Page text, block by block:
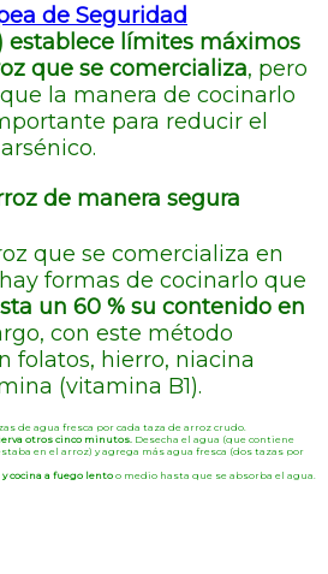
de Seguridad
establece límites máximos
que se comercializa, pero
la manera de cocinarlo
para reducir el
de manera segura
que se comercializa en
formas de cocinarlo que
un 60 % su contenido en
con este método
folatos, hierro, niacina
(vitamina B1).
de agua fresca por cada taza de arroz crudo.
otros cinco minutos. Desecha el agua (que contiene
en el arroz) y agrega más agua fresca (dos tazas por
cocina a fuego lentoo medio hasta que se absorba el agua.